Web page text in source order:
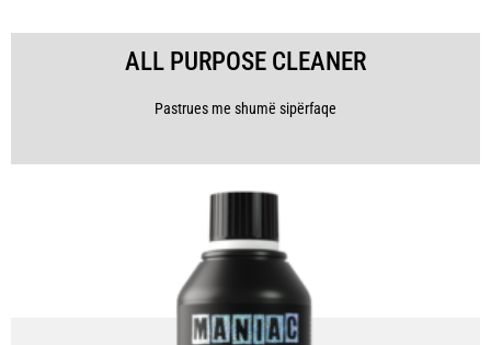
ALL PURPOSE CLEANER
Pastrues me shumë sipërfaqe